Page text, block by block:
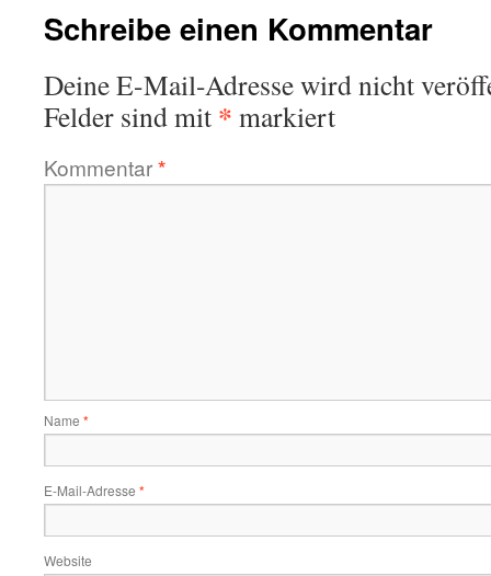
Schreibe einen Kommentar
Deine E-Mail-Adresse wird nicht
Felder sind mit * markiert
Kommentar*
Name *
E-Mail-Adresse *
Website